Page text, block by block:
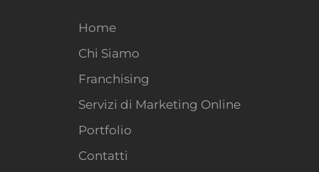
Home
Chi Siamo
Franchising
Servizi di Marketing Online
Portfolio
Contatti